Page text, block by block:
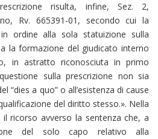
risulta, infine, Sez. 2,
Rv. 665391-01, secondo cui la
in ordine alla sola statuizione sulla
la formazione del giudicato interno
in astratto riconosciuta in primo
sulla prescrizione non sia
“dies a quo” o all’esistenza di cause
del diritto stesso.». Nella
il ricorso avverso la sentenza che, a
del solo capo relativo alla